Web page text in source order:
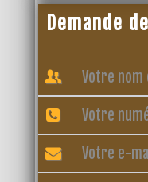
Demande